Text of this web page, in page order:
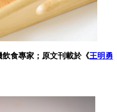
飲食專家；原文刊載於《王明勇